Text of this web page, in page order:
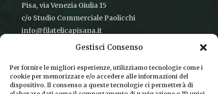
Gestisci Consenso
Per fornire le migliori esperienze, utilizziamo tecnologie come i
cookie per memorizzare e/o accedere alle informazioni del
dispositivo. Il consenso a queste tecnologie ci permetterà di
Pisa, via Venezia Giulia 15
c/o Studio Commerciale Paolicchi
info@filatelicapisana.it
CONDIZIONI DI VENDITA